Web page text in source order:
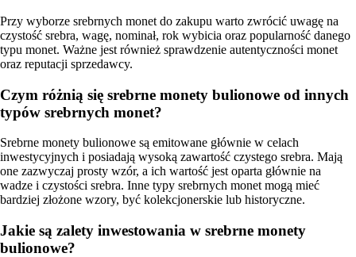
Przy wyborze srebrnych monet do zakupu warto zwrócić uwagę na
czystość srebra, wagę, nominał, rok wybicia oraz popularność danego
typu monet. Ważne jest również sprawdzenie autentyczności monet
oraz reputacji sprzedawcy.
Czym różnią się srebrne monety bulionowe od innych
typów srebrnych monet?
Srebrne monety bulionowe są emitowane głównie w celach
inwestycyjnych i posiadają wysoką zawartość czystego srebra. Mają
one zazwyczaj prosty wzór, a ich wartość jest oparta głównie na
wadze i czystości srebra. Inne typy srebrnych monet mogą mieć
bardziej złożone wzory, być kolekcjonerskie lub historyczne.
Jakie są zalety inwestowania w srebrne monety
bulionowe?